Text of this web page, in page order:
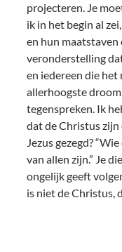
projecteren. Je
ik in het begin al
en hun maatstaven
veronderstelling
en iedereen die het
allerhoogste droom
tegenspreken. Ik
dat de Christus
Jezus gezegd?
van allen zijn.” Je
ongelijk geeft
is niet de Christus,